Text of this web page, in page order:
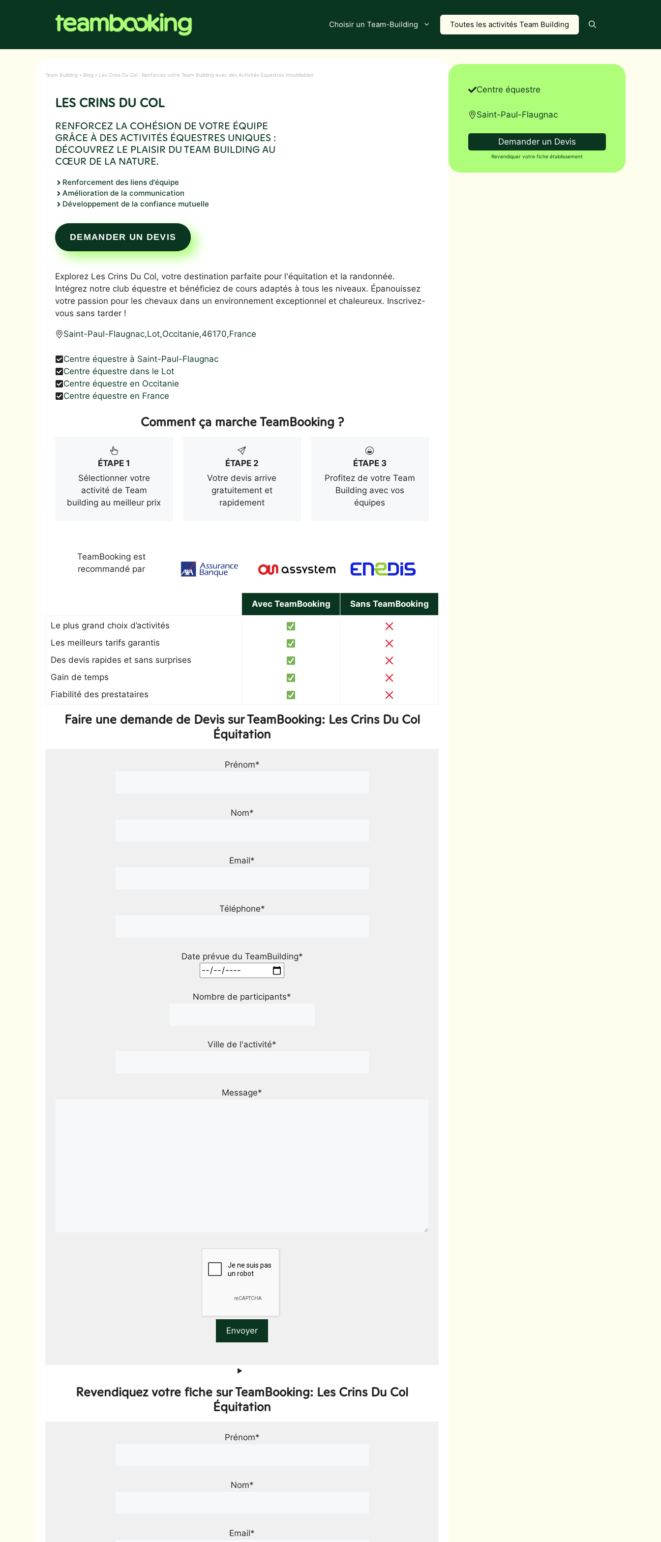
Choisir un Team-Building Toutes les activités Team Building
Team Building » Blog » Les Crins Du Col : Renforcez votre Team Building avec des Activités Équestres Inoubliables
LES CRINS DU COL
RENFORCEZ LA COHÉSION DE VOTRE ÉQUIPE
GRÂCE À DES ACTIVITÉS ÉQUESTRES UNIQUES :
DÉCOUVREZ LE PLAISIR DU TEAM BUILDING AU
CŒUR DE LA NATURE.
Renforcement des liens d'équipe
Amélioration de la communication
Développement de la confiance mutuelle
DEMANDER UN DEVIS
Explorez Les Crins Du Col, votre destination parfaite pour l'équitation et la randonnée.
Intégrez notre club équestre et bénéficiez de cours adaptés à tous les niveaux. Épanouissez
votre passion pour les chevaux dans un environnement exceptionnel et chaleureux. Inscrivez-
vous sans tarder !
Saint-Paul-Flaugnac,Lot,Occitanie,46170,France
Centre équestre à Saint-Paul-Flaugnac
Centre équestre dans le Lot
Centre équestre en Occitanie
Centre équestre en France
Comment ça marche TeamBooking ?
ÉTAPE 1
Sélectionner votre
activité de Team
building au meilleur prix
ÉTAPE 2
Votre devis arrive
gratuitement et
rapidement
ÉTAPE 3
Profitez de votre Team
Building avec vos
équipes
TeamBooking est
recommandé par
Avec TeamBooking Sans TeamBooking
Le plus grand choix d’activités
Les meilleurs tarifs garantis
Des devis rapides et sans surprises
Gain de temps
Fiabilité des prestataires
Faire une demande de Devis sur TeamBooking: Les Crins Du Col
Équitation
Prénom*
Nom*
Email*
Téléphone*
Date prévue du TeamBuilding*
Nombre de participants*
Ville de l'activité*
Message*
Revendiquez votre fiche sur TeamBooking: Les Crins Du Col
Équitation
Prénom*
Nom*
Email*
Centre équestre
Saint-Paul-Flaugnac
Demander un Devis
Revendiquer votre fiche établissement